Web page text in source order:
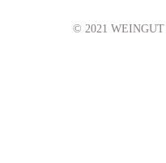
© 2021